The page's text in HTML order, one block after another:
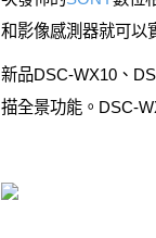
和影像感測器就可以
新品DSC-WX10、
描全景功能。DSC-